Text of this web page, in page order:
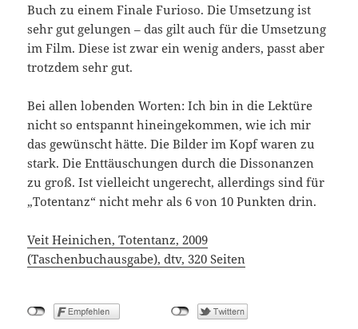
Buch zu einem Finale Furioso. Die Umsetzung ist
sehr gut gelungen – das gilt auch für die Umsetzung
im Film. Diese ist zwar ein wenig anders, passt aber
trotzdem sehr gut.
Bei allen lobenden Worten: Ich bin in die Lektüre
nicht so entspannt hineingekommen, wie ich mir
das gewünscht hätte. Die Bilder im Kopf waren zu
stark. Die Enttäuschungen durch die Dissonanzen
zu groß. Ist vielleicht ungerecht, allerdings sind für
„Totentanz“ nicht mehr als 6 von 10 Punkten drin.
Veit Heinichen, Totentanz, 2009
(Taschenbuchausgabe), dtv, 320 Seiten